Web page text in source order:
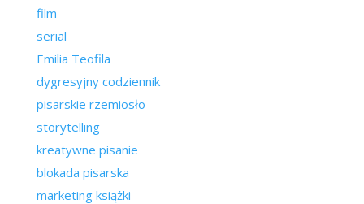
film
serial
Emilia Teofila
dygresyjny codziennik
pisarskie rzemiosło
storytelling
kreatywne pisanie
blokada pisarska
marketing książki